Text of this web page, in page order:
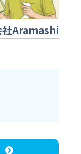
社Aramashi